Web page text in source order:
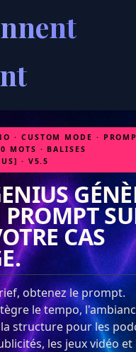
· CUSTOM MODE ·
MOTS · BALISES
· V5.5
CAS
obtenez le prompt.
le tempo,
structure pour les
les jeux vidéo et